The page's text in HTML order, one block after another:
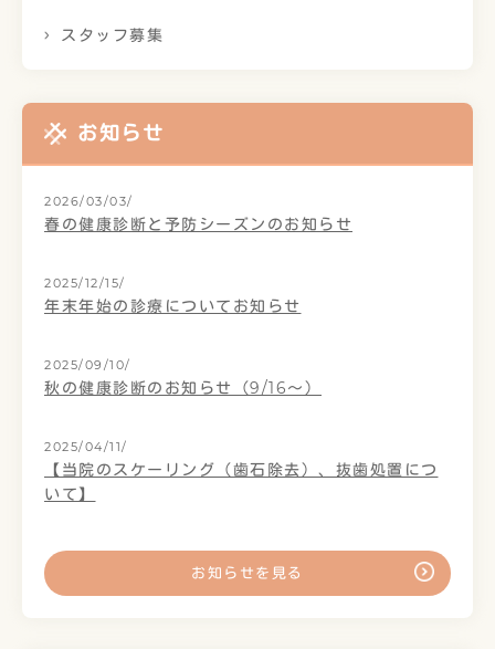
スタッフ募集
お知らせ
2026/03/03/
春の健康診断と予防シーズンのお知らせ
2025/12/15/
年末年始の診療についてお知らせ
2025/09/10/
秋の健康診断のお知らせ（9/16～）
2025/04/11/
【当院のスケーリング（歯石除去）、抜歯処置につ
いて】
お知らせを見る